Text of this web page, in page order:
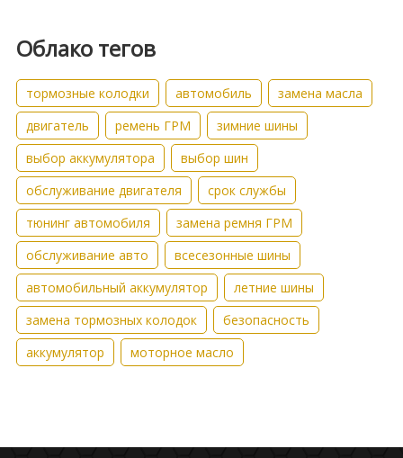
Облако тегов
тормозные колодки автомобиль
замена масла
двигатель
ремень ГРМ
зимние шины
выбор аккумулятора
выбор шин
обслуживание двигателя
срок службы
тюнинг автомобиля
замена ремня ГРМ
обслуживание авто
всесезонные шины
автомобильный аккумулятор
летние шины
замена тормозных колодок
безопасность
аккумулятор
моторное масло